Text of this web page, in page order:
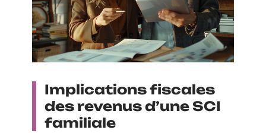
Implications fiscales
des revenus d’une SCI
familiale